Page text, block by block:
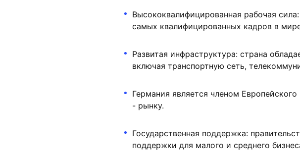
Высококвалифицированная рабочая
самых квалифицированных кадров в
Развитая инфраструктура: страна
включая транспортную сеть,
Германия является членом
- рынку.
Государственная поддержка:
поддержки для малого и среднего